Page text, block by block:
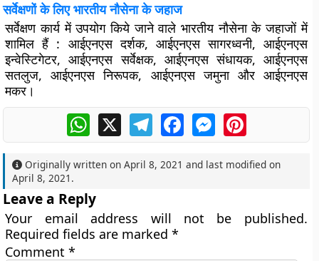
सर्वेक्षणों के लिए भारतीय नौसेना के जहाज
सर्वेक्षण कार्य में उपयोग किये जाने वाले भारतीय नौसेना के जहाजों में
शामिल हैं : आईएनएस दर्शक, आईएनएस सागरध्वनी, आईएनएस
इन्वेस्टिगेटर, आईएनएस सर्वेक्षक, आईएनएस संधायक, आईएनएस
सतलुज, आईएनएस निरूपक, आईएनएस जमुना और आईएनएस
मकर।
WhatsApp
X TelegramFacebookMessengerPinterest
Originally written onApril 8, 2021 and last modified on
April 8, 2021 .
Leave a Reply
Your email address will not be published.
Required fields are marked*
Comment*